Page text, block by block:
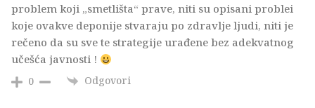
problem koji „smetlišta“ prave, niti su opisani problei
koje ovakve deponije stvaraju po zdravlje ljudi, niti je
rečeno da su sve te strategije urađene bez adekvatnog
učešća javnosti !
0 Odgovori